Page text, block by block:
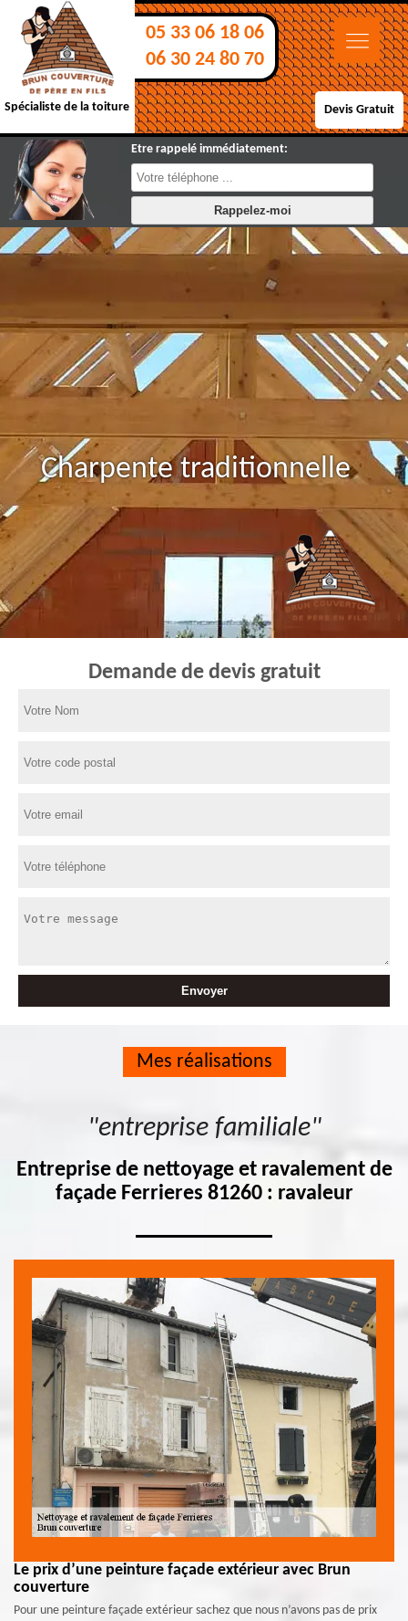
Spécialiste de la toiture
05 33 06 18 06
06 30 24 80 70
Devis Gratuit
Etre rappelé immédiatement:
Charpente traditionnelle
Demande de devis gratuit
Mes réalisations
"entreprise familiale"
Entreprise de nettoyage et ravalement de
façade Ferrieres 81260 : ravaleur
Le prix d’une peinture façade extérieur avec Brun
couverture
Pour une peinture façade extérieur sachez que nous n’avons pas de prix